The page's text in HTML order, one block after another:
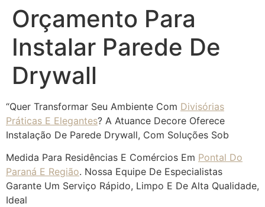
Orçamento Para
Instalar Parede De
Drywall
“Quer Transformar Seu Ambiente Com Divisórias
Práticas E Elegantes? A Atuance Decore Oferece
Instalação De Parede Drywall, Com Soluções Sob
Medida Para Residências E Comércios Em Pontal Do
Paraná E Região. Nossa Equipe De Especialistas
Garante Um Serviço Rápido, Limpo E De Alta Qualidade,
Ideal